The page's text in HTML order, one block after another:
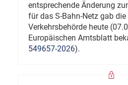
entsprechende Änderung
für das S-Bahn-Netz gab
Verkehrsbehörde heute
Europäischen Amtsblatt
549657-2026).